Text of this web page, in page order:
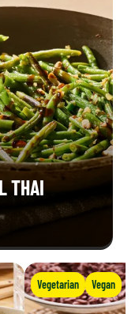
THAI
Vegetarian Vegan